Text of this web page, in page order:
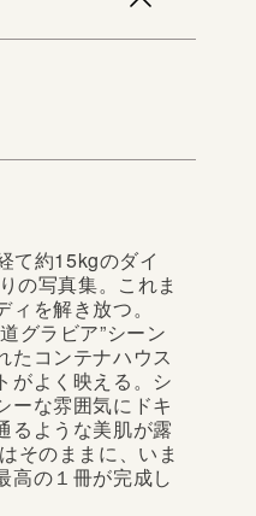
て約15kgのダイ
の写真集。これま
を解き放つ。
グラビア”シーン
たコンテナハウス
がよく映える。シ
ーな雰囲気にドキ
るような美肌が露
そのままに、いま
高の１冊が完成し